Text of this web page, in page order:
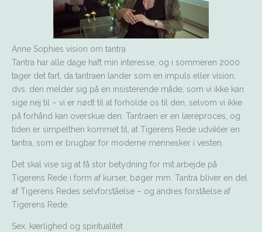
Anne Sophies vision om tantra
Tantra har alle dage haft min interesse, og i sommeren 2000
tager det fart, da tantraen lander som en impuls eller vision,
dvs. den melder sig på en insisterende måde, som vi ikke kan
sige nej til – vi er nødt til at forholde os til den, selvom vi ikke
på forhånd kan overskue den. Tantraen er en læreproces, og
tiden er simpelthen kommet til, at Tigerens Rede udvikler en
tantra, som er brugbar for moderne mennesker i vesten.
Det skal vise sig at få stor betydning for mit arbejde på
Tigerens Rede i form af kurser, bøger mm. Tantra bliver en del
af Tigerens Redes selvforståelse – og andres forståelse af
Tigerens Rede.
Sex, kærlighed og spiritualitet